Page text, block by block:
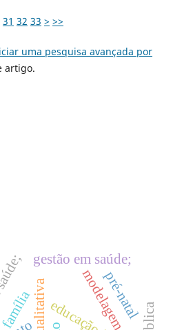
31 32 33 > >>
uma pesquisa avançada por
artigo.
modelagem
gestão em saúde;
pré-natal